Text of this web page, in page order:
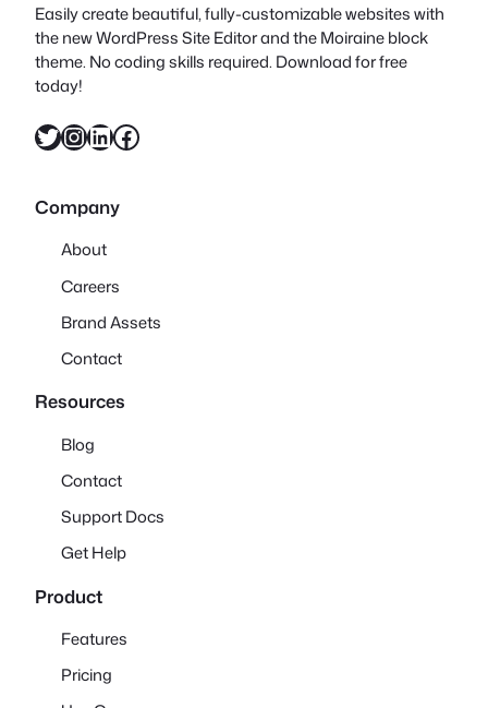
Easily create beautiful, fully-customizable websites with
the new WordPress Site Editor and the Moiraine block
theme. No coding skills required. Download for free
today!
X InstagramLinkedIn Facebook
Company
About
Careers
Brand Assets
Contact
Resources
Blog
Contact
Support Docs
Get Help
Product
Features
Pricing